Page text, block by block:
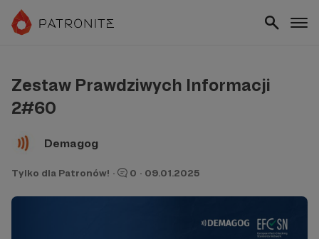
Zestaw Prawdziwych Informacji
2#60
Demagog
Tylko dla Patronów! · 0 · 09.01.2025